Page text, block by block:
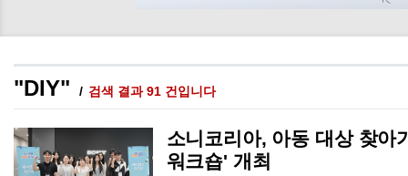
"DIY" 검색 결과 91 건입니다
소니코리아, 아동 대상 찾아
워크숍' 개최